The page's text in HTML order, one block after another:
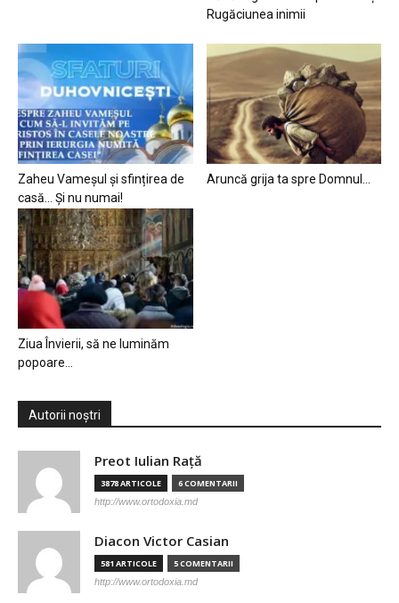
Rugăciunea inimii
Zaheu Vameșul și sfințirea de
casă… Și nu numai!
Aruncă grija ta spre Domnul…
Ziua Învierii, să ne luminăm
popoare…
Autorii noștri
Preot Iulian Raţă
3878 ARTICOLE 6 COMENTARII
http://www.ortodoxia.md
Diacon Victor Casian
581 ARTICOLE 5 COMENTARII
http://www.ortodoxia.md